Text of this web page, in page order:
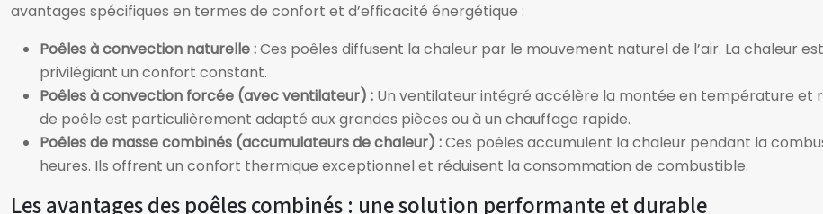
avantages spécifiques en termes de confort et d’efficacité énergétique :
Poêles à convection naturelle :Ces poêles diffusent la chaleur par le mouvement naturel de l’air. La chaleur
privilégiant un confort constant.
Poêles à convection forcée (avec ventilateur) : Un ventilateur intégré accélère la montée en température et
de poêle est particulièrement adapté aux grandes pièces ou à un chauffage rapide.
Poêles de masse combinés (accumulateurs de chaleur) :Ces poêles accumulent la chaleur pendant la
heures. Ils offrent un confort thermique exceptionnel et réduisent la consommation de combustible.
Les avantages des poêles combinés : une solution performante et durable